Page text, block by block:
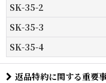
SK-35-2
SK-35-3
SK-35-4
返品特約に関する重要